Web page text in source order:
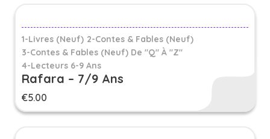
1-Livres (Neuf) 2-Contes & Fables (Neuf)
3-Contes & Fables (neuf) De "Q" À "Z"
4-Lecteurs 6-9 Ans
Rafara – 7/9 Ans
€5.00